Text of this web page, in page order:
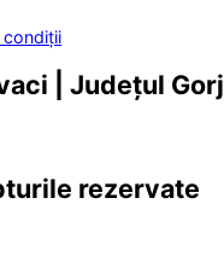
condiții
| Județul Gorj
rezervate